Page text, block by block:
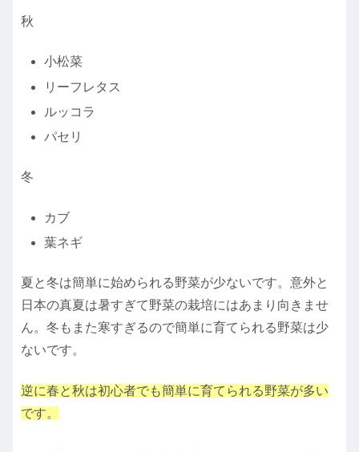
秋
小松菜
リーフレタス
ルッコラ
パセリ
冬
カブ
葉ネギ
夏と冬は簡単に始められる野菜が少ないです。意外と
日本の真夏は暑すぎて野菜の栽培にはあまり向きませ
ん。冬もまた寒すぎるので簡単に育てられる野菜は少
ないです。
逆に春と秋は初心者でも簡単に育てられる野菜が多い
です。